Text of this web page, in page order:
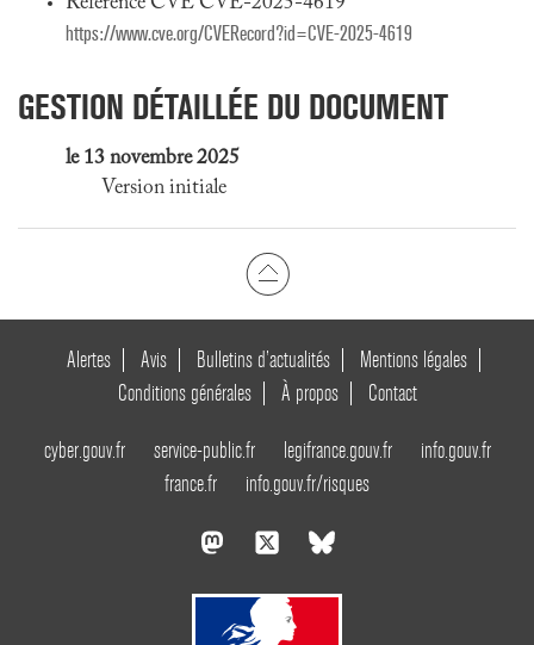
https://www.cve.org/CVERecord?id=CVE-2025-4619
GESTION DÉTAILLÉE DU DOCUMENT
le 13 novembre 2025
Version initiale
Alertes Avis Bulletins d’actualités
Mentions légales
Conditions générales
À propos Contact
cyber.gouv.fr service-public.fr legifrance.gouv.fr
info.gouv.fr
france.fr
info.gouv.fr/risques